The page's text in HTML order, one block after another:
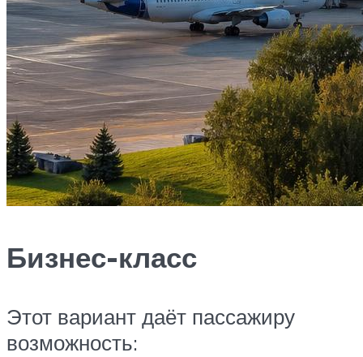
Бизнес-класс
Этот вариант даёт пассажиру
возможность: